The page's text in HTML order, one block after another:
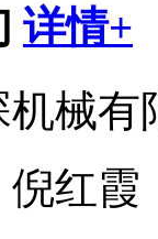
详情+
械有
红霞